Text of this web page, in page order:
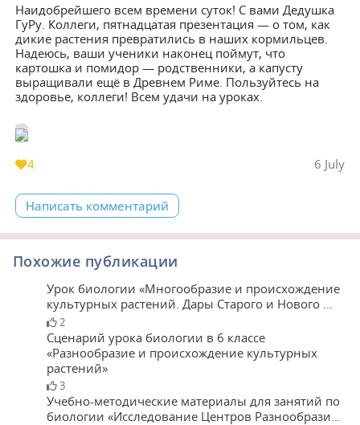
Наидобрейшего всем времени суток! С вами Дедушка
ГуРу. Коллеги, пятнадцатая презентация — о том, как
дикие растения превратились в наших кормильцев.
Надеюсь, ваши ученики наконец поймут, что
картошка и помидор — родственники, а капусту
выращивали ещё в Древнем Риме. Пользуйтесь на
здоровье, коллеги! Всем удачи на уроках.
4 6 July
Написать комментарий
Похожие публикации
Урок биологии «Многообразие и происхождение
культурных растений. Дары Старого и Нового ...
2
Сценарий урока биологии в 6 классе
«Разнообразие и происхождение культурных
растений»
3
Учебно-методические материалы для занятий по
биологии «Исследование Центров Разнообрази...